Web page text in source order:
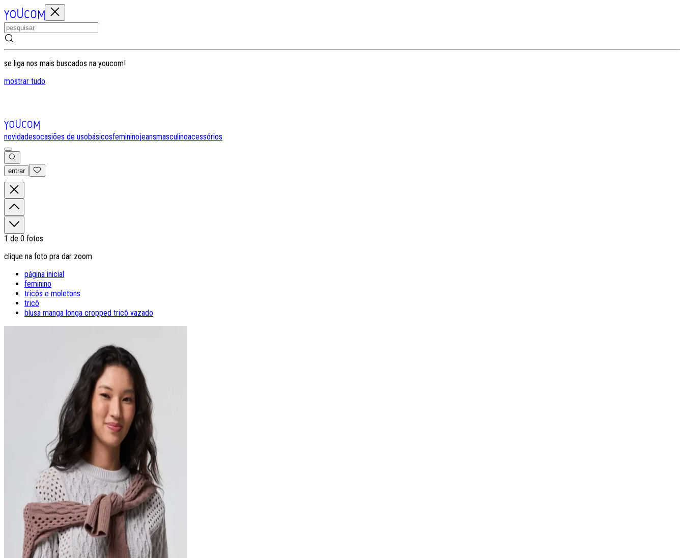
se liga nos mais buscados na youcom!
mostrar tudo
novidadesocasiões de usobásicosfemininojeansmasculinoacessórios
entrar
1 de 0 fotos
clique na foto pra dar zoom
página inicial
feminino
tricôs e moletons
tricô
blusa manga longa cropped tricô vazado